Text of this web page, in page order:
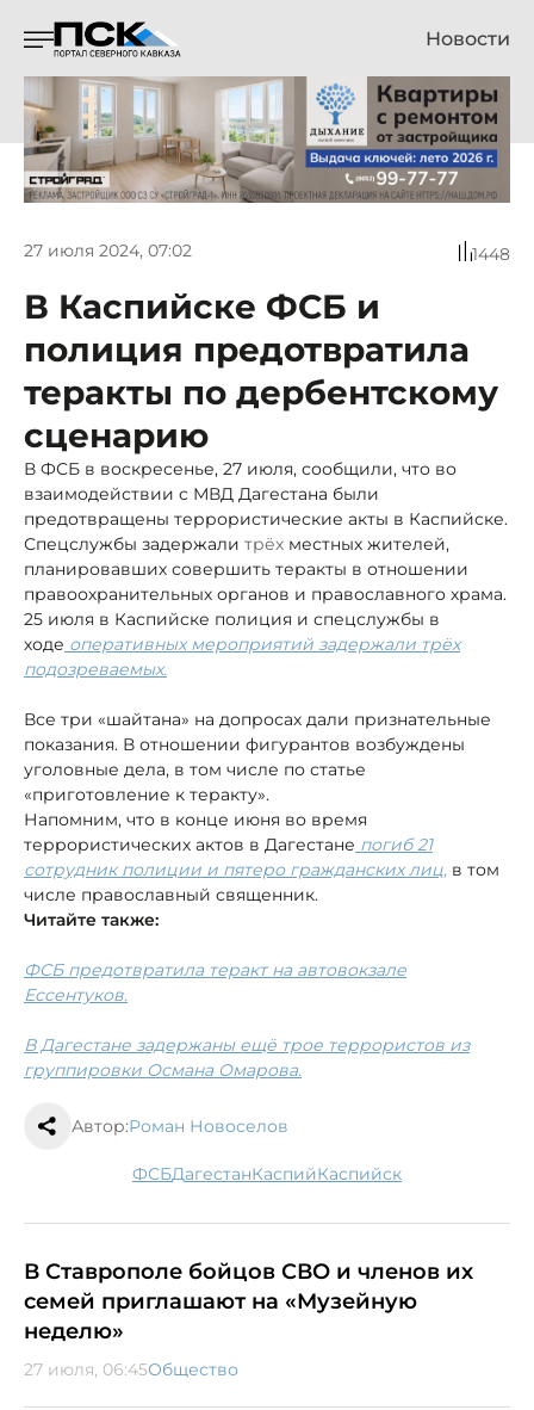
Новости
27 июля 2024, 07:02 1448
В Каспийске ФСБ и
полиция предотвратила
теракты по дербентскому
сценарию
В ФСБ в воскресенье, 27 июля, сообщили, что во
взаимодействии с МВД Дагестана были
предотвращены террористические акты в Каспийске.
Спецслужбы задержали трёх местных жителей,
планировавших совершить теракты в отношении
правоохранительных органов и православного храма.
25 июля в Каспийске полиция и спецслужбы в
ходе оперативных мероприятий задержали трёх
подозреваемых.
Все три «шайтана» на допросах дали признательные
показания. В отношении фигурантов возбуждены
уголовные дела, в том числе по статье
«приготовление к теракту».
Напомним, что в конце июня во время
террористических актов в Дагестане погиб 21
сотрудник полиции и пятеро гражданских лиц, в том
числе православный священник.
Читайте также:
ФСБ предотвратила теракт на автовокзале
Ессентуков.
В Дагестане задержаны ещё трое террористов из
группировки Османа Омарова.
Автор:Роман Новоселов
ФСБ Дагестан Каспий Каспийск
В Ставрополе бойцов СВО и членов их
семей приглашают на «Музейную
неделю»
27 июля, 06:45Общество